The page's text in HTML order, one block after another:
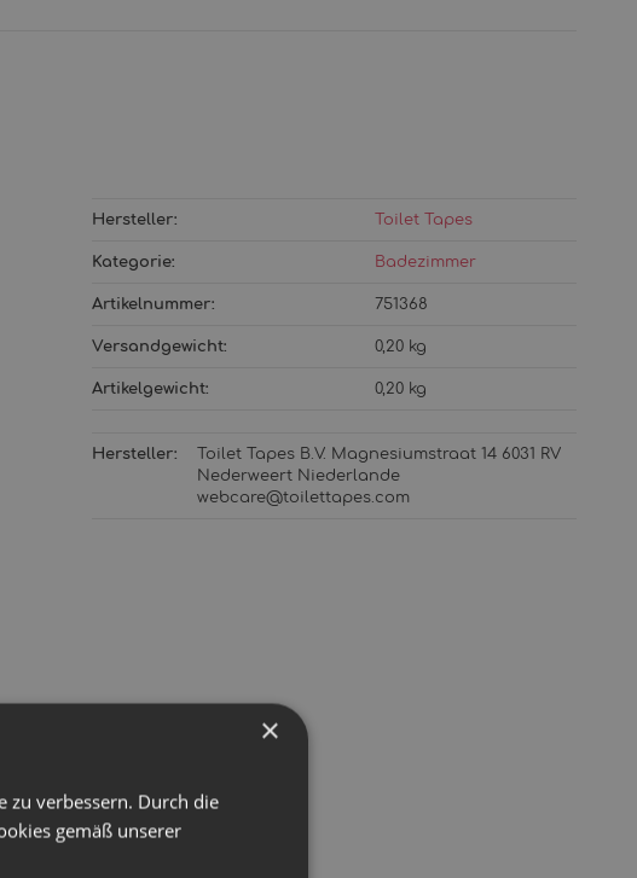
Hersteller: Toilet Tapes
Kategorie: Badezimmer
Artikelnummer: 751368
Versandgewicht‍: 0,20 kg
Artikelgewicht‍: 0,20 kg
Hersteller:
Toilet Tapes B.V. Magnesiumstraat 14 6031 RV
Nederweert Niederlande
webcare@toilettapes.com
×
zu verbessern. Durch die
gemäß unserer